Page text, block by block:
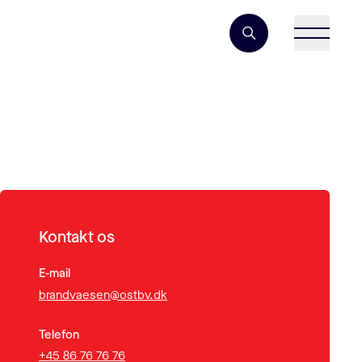
Søgeord
Kontakt os
E-mail
brandvaesen@ostbv.dk
Telefon
+45 86 76 76 76